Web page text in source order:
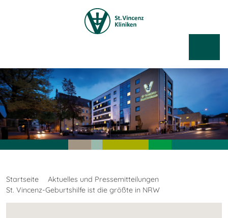
Startseite
Aktuelles und Pressemitteilungen
St. Vincenz-Geburtshilfe ist die größte in NRW